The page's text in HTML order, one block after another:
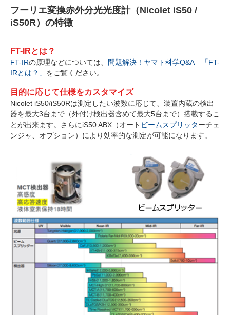
フーリエ変換赤外分光光度計（Nicolet iS50 /
iS50R）の特徴
FT-IRとは？
FT-IRの原理などについては、 問題解決！ヤマト科学Q&A 「FT-
IRとは？」 をご覧ください。
目的に応じて仕様をカスタマイズ
Nicolet iS50/iS50Rは測定したい波数に応じて、装置内蔵の検出
器を最大3台まで（外付け検出器含めて最大5台まで）搭載するこ
とが出来ます。さらにiS50 ABX（オート ビームスプリッターチェ
ンジャ、オプション）により効率的な測定が可能になります。